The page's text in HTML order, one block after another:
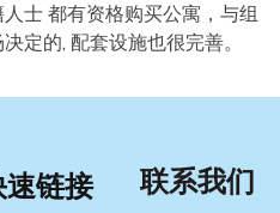
士 都有资格购买公寓，与组
定的, 配套设施也很完善。
速链接 联系我们